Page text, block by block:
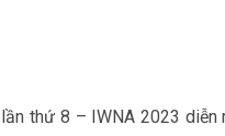
thứ 8 – IWNA 2023